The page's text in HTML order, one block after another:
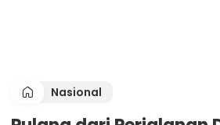
Nasional